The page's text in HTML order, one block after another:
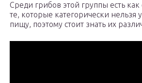
Среди грибов этой группы есть
те, которые категорически нельзя
пищу, поэтому стоит знать их